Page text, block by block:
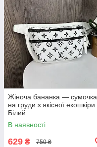
Жіноча бананка — сумочка
на груди з якісної екошкіри
Білий
В наявності
629 ₴ 750 ₴